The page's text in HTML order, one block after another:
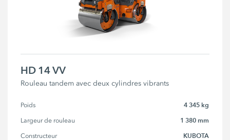
HD 14 VV
Rouleau tandem avec deux cylindres vibrants
Poids 4 345 kg
Largeur de rouleau 1 380 mm
Constructeur KUBOTA